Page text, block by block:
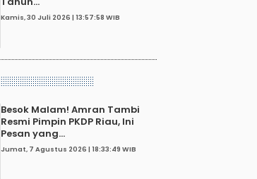
Kamis, 30 Juli 2026 | 13:57:58 WIB
Besok Malam! Amran Tambi
Resmi Pimpin PKDP Riau, Ini
Pesan yang...
Jumat, 7 Agustus 2026 | 18:33:49 WIB